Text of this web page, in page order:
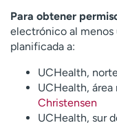
A
y
Para obtener
electrónico al menos
planificada a:
UCHealth,
UCHealth,
Christensen
UCHealth, sur